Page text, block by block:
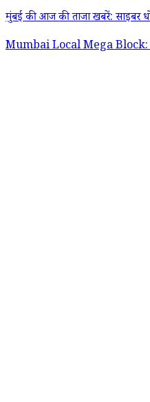
मुंबई की आज की ताजा खबरें: साइबर
Mumbai Local Mega Block: